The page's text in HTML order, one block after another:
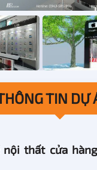
TIN DỰ
nội thất cửa